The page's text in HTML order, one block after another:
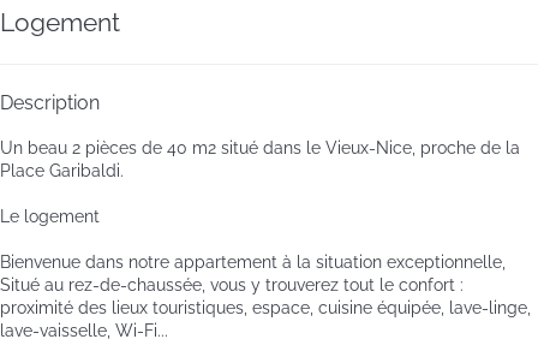
Logement
Description
Un beau 2 pièces de 40 m2 situé dans le Vieux-Nice, proche de la
Place Garibaldi.
Le logement
Bienvenue dans notre appartement à la situation exceptionnelle,
Situé au rez-de-chaussée, vous y trouverez tout le confort :
proximité des lieux touristiques, espace, cuisine équipée, lave-linge,
lave-vaisselle, Wi-Fi...